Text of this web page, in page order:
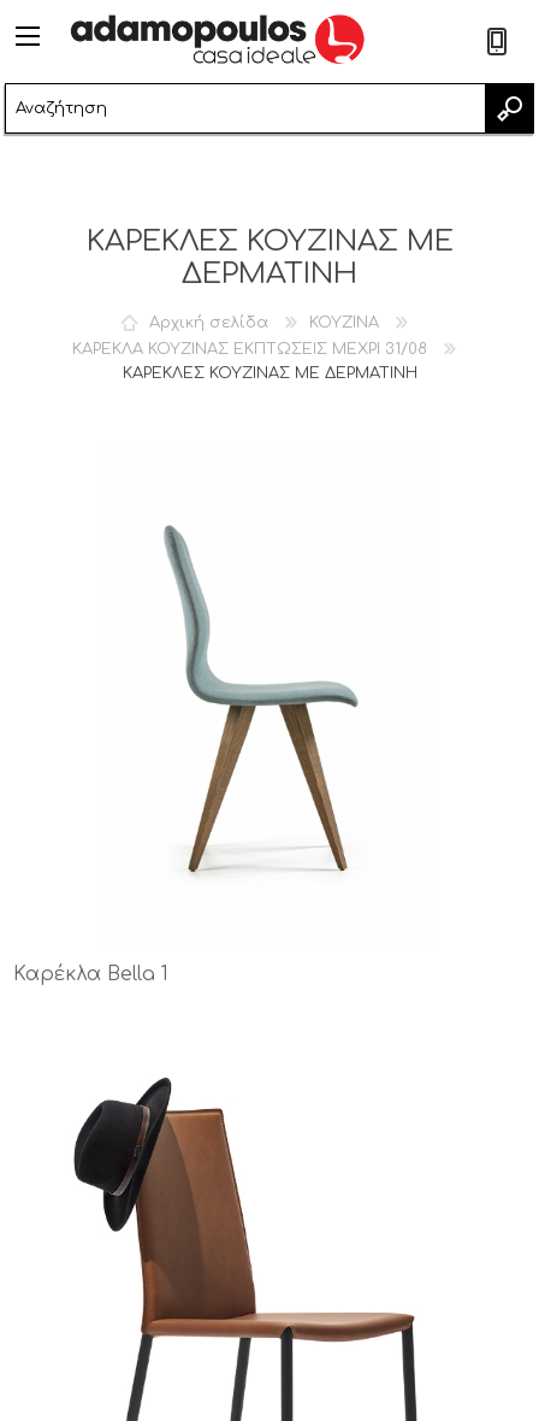
ΚΑΡΕΚΛΕΣ ΚΟΥΖΙΝΑΣ ΜΕ
ΔΕΡΜΑΤΙΝΗ
Αρχική σελίδα
ΚΟΥΖΙΝΑ
ΚΑΡΕΚΛΑ ΚΟΥΖΙΝΑΣ ΕΚΠΤΩΣΕΙΣ ΜΕΧΡΙ 31/08
ΚΑΡΕΚΛΕΣ ΚΟΥΖΙΝΑΣ ΜΕ ΔΕΡΜΑΤΙΝΗ
Καρέκλα Bella 1